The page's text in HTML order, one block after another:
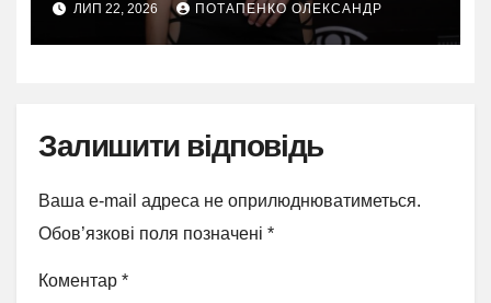
ЛИП 22, 2026 ПОТАПЕНКО ОЛЕКСАНДР
Залишити відповідь
Ваша e-mail адреса не оприлюднюватиметься.
Обов’язкові поля позначені *
Коментар *